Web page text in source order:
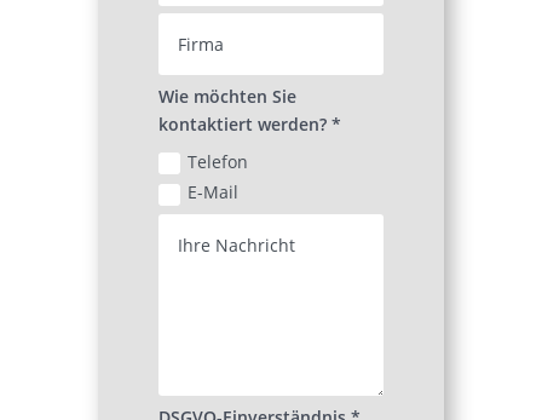
Wie möchten Sie
kontaktiert werden? *
Telefon
E-Mail